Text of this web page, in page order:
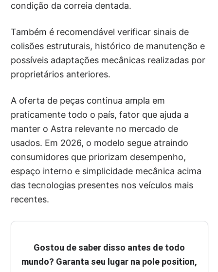
condição da correia dentada.
Também é recomendável verificar sinais de
colisões estruturais, histórico de manutenção e
possíveis adaptações mecânicas realizadas por
proprietários anteriores.
A oferta de peças continua ampla em
praticamente todo o país, fator que ajuda a
manter o Astra relevante no mercado de
usados. Em 2026, o modelo segue atraindo
consumidores que priorizam desempenho,
espaço interno e simplicidade mecânica acima
das tecnologias presentes nos veículos mais
recentes.
Gostou de saber disso antes de todo
mundo? Garanta seu lugar na pole position,